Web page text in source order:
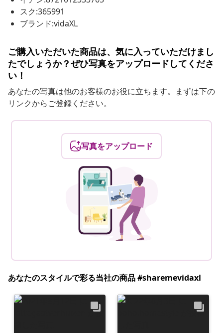
スク:365991
ブランド:vidaXL
ご購入いただいた商品は、気に入っていただけまし
たでしょうか？ぜひ写真をアップロードしてくださ
い！
あなたの写真は他のお客様のお役に立ちます。まずは下の
リンクからご登録ください。
写真をアップロード
あなたのスタイルで彩る当社の商品 #sharemevidaxl